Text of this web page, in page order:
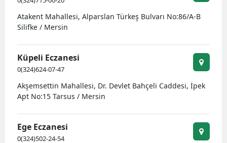
Atakent Mahallesi, Alparslan Türkeş Bulvarı No:86/A-B
Silifke / Mersin
Küpeli Eczanesi
0(324)624-07-47
Akşemsettin Mahallesi, Dr. Devlet Bahçeli Caddesi, İpek
Apt No:15 Tarsus / Mersin
Ege Eczanesi
0(324)502-24-54